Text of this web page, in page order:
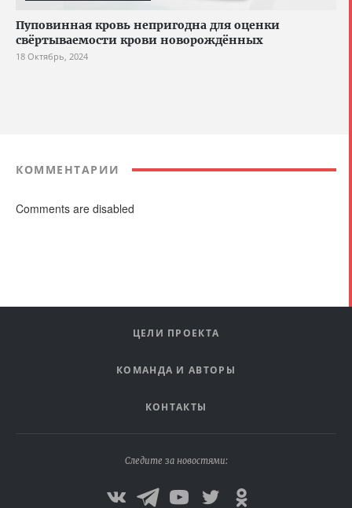
Пуповинная кровь непригодна для оценки
свёртываемости крови новорождённых
18 Октябрь, 2024
КОММЕНТАРИИ
Comments are disabled
ЦЕЛИ ПРОЕКТА
КОМАНДА И АВТОРЫ
КОНТАКТЫ
Следите за новостями: